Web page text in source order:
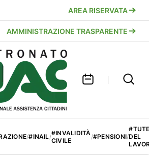
AREA RISERVATA
AMMINISTRAZIONE TRASPARENTE
/#INAIL/#INVALIDITÀ
CIVILE
/#PENSIONI/DEL